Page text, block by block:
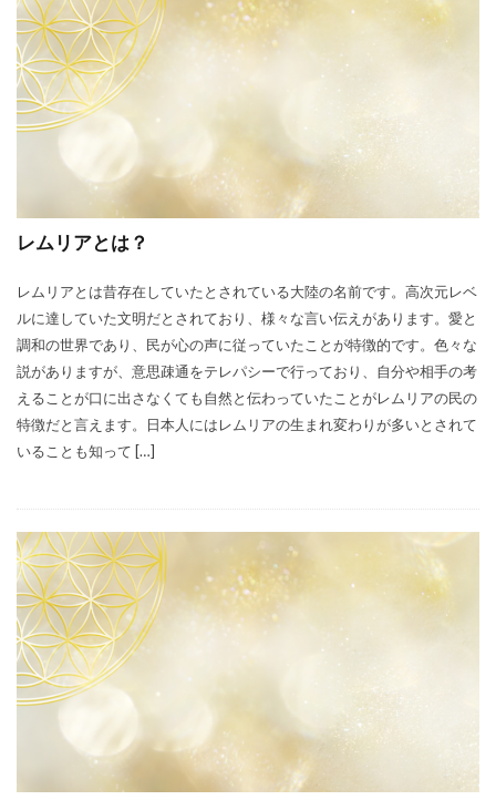
レムリアとは？
レムリアとは昔存在していたとされている大陸の名前です。高次元レベ
ルに達していた文明だとされており、様々な言い伝えがあります。愛と
調和の世界であり、民が心の声に従っていたことが特徴的です。色々な
説がありますが、意思疎通をテレパシーで行っており、自分や相手の考
えることが口に出さなくても自然と伝わっていたことがレムリアの民の
特徴だと言えます。日本人にはレムリアの生まれ変わりが多いとされて
いることも知って […]